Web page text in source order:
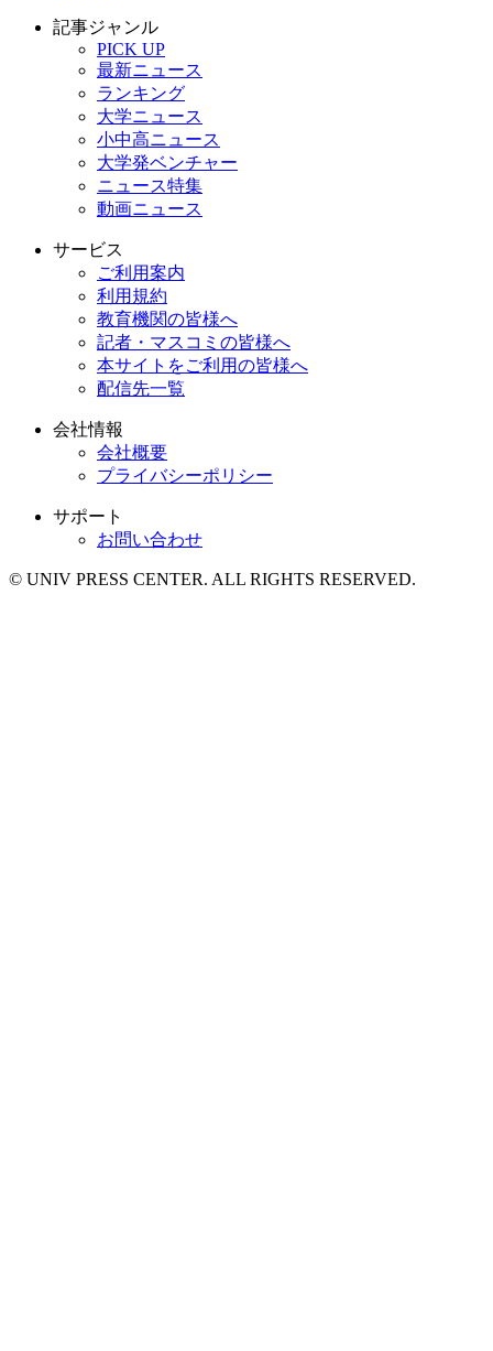
記事ジャンル
PICK UP
最新ニュース
ランキング
大学ニュース
小中高ニュース
大学発ベンチャー
ニュース特集
動画ニュース
サービス
ご利用案内
利用規約
教育機関の皆様へ
記者・マスコミの皆様へ
本サイトをご利用の皆様へ
配信先一覧
会社情報
会社概要
プライバシーポリシー
サポート
お問い合わせ
© UNIV PRESS CENTER. ALL RIGHTS RESERVED.